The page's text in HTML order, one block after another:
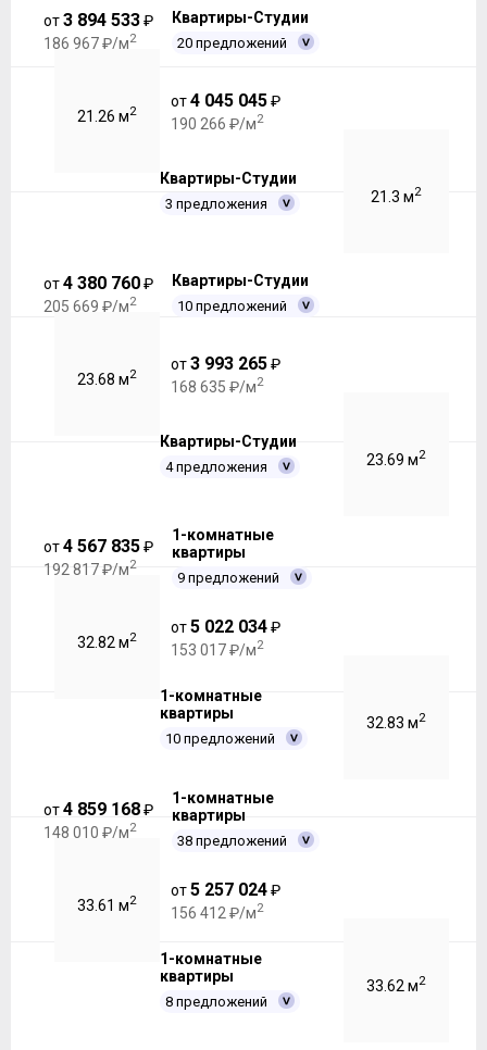
от3 894 533₽
186 967 ₽/м2
Квартиры-Студии
20 предложений
21.26 м2
от4 045 045₽
190 266 ₽/м2
Квартиры-Студии
3 предложения 21.3 м2
от4 380 760₽
205 669 ₽/м2
Квартиры-Студии
10 предложений
23.68 м2
от3 993 265₽
168 635 ₽/м2
Квартиры-Студии
4 предложения 23.69 м2
от4 567 835₽
192 817 ₽/м2
1-комнатные
квартиры
9 предложений
32.82 м2
от5 022 034₽
153 017 ₽/м2
1-комнатные
квартиры
10 предложений
32.83 м2
от4 859 168₽
148 010 ₽/м2
1-комнатные
квартиры
38 предложений
33.61 м2
от5 257 024₽
156 412 ₽/м2
1-комнатные
квартиры
8 предложений
33.62 м2